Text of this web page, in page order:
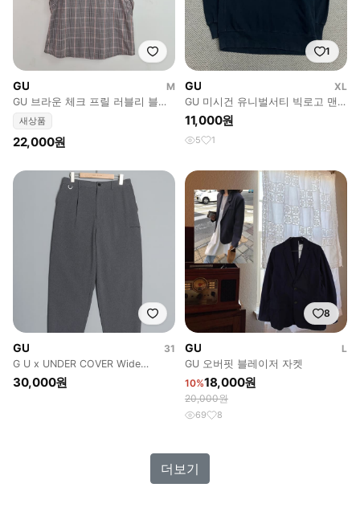
GU
M
GU 브라운 체크 프릴 러블리 블라
우스
새상품
22,000원
1
GU
XL
GU 미시건 유니벌서티 빅로고 맨
투맨 v5484
11,000원
5 1
GU
31
G U x UNDER COVER Wide
Tapered (31)
30,000원
8
GU
L
GU 오버핏 블레이저 자켓
10%18,000원
20,000원
69 8
더보기